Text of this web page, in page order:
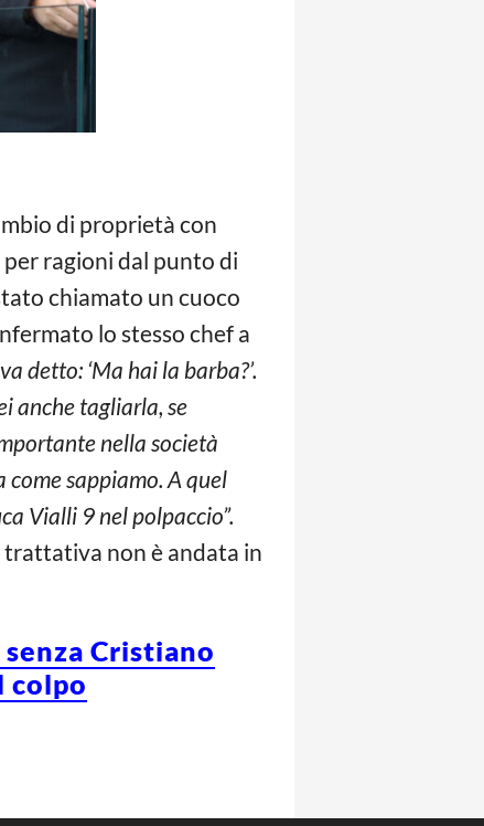
di proprietà con
ragioni dal punto di
chiamato un cuoco
lo stesso chef a
detto: ‘Ma hai la barba?’.
anche tagliarla, se
nella società
come sappiamo. A quel
Vialli 9 nel polpaccio”.
trattativa non è andata in
Cristiano
colpo